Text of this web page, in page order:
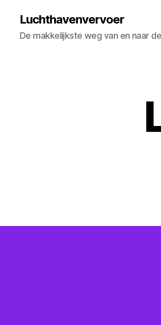
Luchthavenvervoer
De makkelijkste weg van en naar